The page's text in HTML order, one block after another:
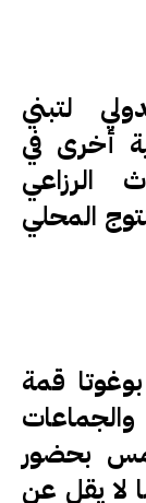
لتبني
أخرى في
الرزاعي
المحلي
قمة
والجماعات
بحضور
ما لا يقل عن